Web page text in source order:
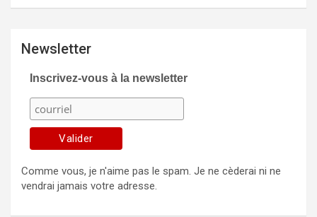
Newsletter
Inscrivez-vous à la newsletter
Comme vous, je n'aime pas le spam. Je ne cèderai ni ne
vendrai jamais votre adresse.